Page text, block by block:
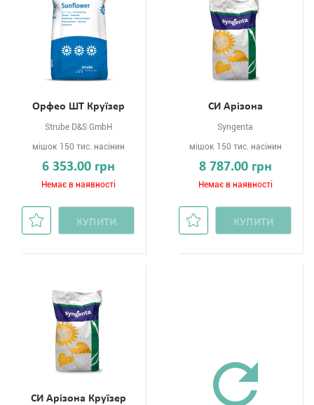
Орфео ШТ Круїзер
Strube D&S GmbH
мішок 150 тис. насінин
6 353.00 грн
Немає в наявності
КУПИТИ
СИ Арізона
Syngenta
мішок 150 тис. насінин
8 787.00 грн
Немає в наявності
КУПИТИ
СИ Арізона Круїзер